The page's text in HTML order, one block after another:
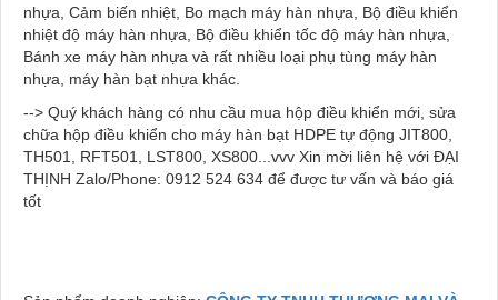
nhựa, Cảm biến nhiệt, Bo mạch máy hàn nhựa, Bộ điều khiển
nhiệt độ máy hàn nhựa, Bộ điều khiển tốc độ máy hàn nhựa,
Bánh xe máy hàn nhựa và rất nhiều loại phụ tùng máy hàn
nhựa, máy hàn bạt nhựa khác.
--> Quý khách hàng có nhu cầu mua hộp điều khiển mới, sửa
chữa hộp điều khiển cho máy hàn bạt HDPE tự động JIT800,
TH501, RFT501, LST800, XS800...vvv Xin mời liên hệ với ĐẠI
THỊNH Zalo/Phone: 0912 524 634 để được tư vấn và báo giá
tốt